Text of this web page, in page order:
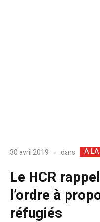
30 avril 2019 dans A LA
Le HCR
l’ordre à
réfugiés